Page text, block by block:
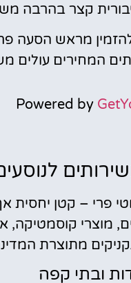
קצר בהרבה
מראש הסעה
המחירים עולים
Powered by
פרי – קטן
מוצרי קוסמטיקה,
מתוצרת
ובתי קפה